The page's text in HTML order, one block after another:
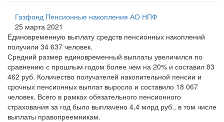
Газфонд Пенсионные накопления АО НПФ
25 марта 2021
Единовременную выплату средств пенсионных накоплений
получили 34 637 человек.
Средний размер единовременный выплаты увеличился по
сравнению с прошлым годом более чем на 20% и составил 83
462 руб. Количество получателей накопительной пенсии и
срочных пенсионных выплат выросло и составило 18 067
человек. Всего в рамках обязательного пенсионного
страхования за год было выплачено 4,4 млрд руб., в том числе
выплаты правопреемникам.